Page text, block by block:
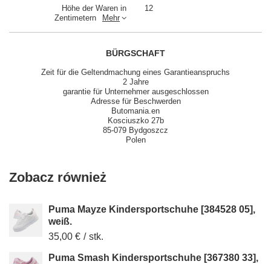
Höhe der Waren in
Zentimetern
Mehr
12
BÜRGSCHAFT
Zeit für die Geltendmachung eines Garantieanspruchs
2 Jahre
garantie für Unternehmer ausgeschlossen
Adresse für Beschwerden
Butomania.en
Kosciuszko 27b
85-079 Bydgoszcz
Polen
Zobacz również
Puma Mayze Kindersportschuhe [384528 05],
weiß.
35,00 € / stk.
Puma Smash Kindersportschuhe [367380 33],